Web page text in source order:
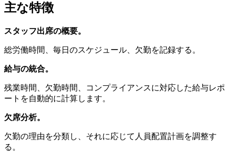
主な特徴
スタッフ出席の概要。
総労働時間、毎日のスケジュール、欠勤を記録する。
給与の統合。
残業時間、欠勤時間、コンプライアンスに対応した給与レポ
ートを自動的に計算します。
欠席分析。
欠勤の理由を分類し、それに応じて人員配置計画を調整す
る。